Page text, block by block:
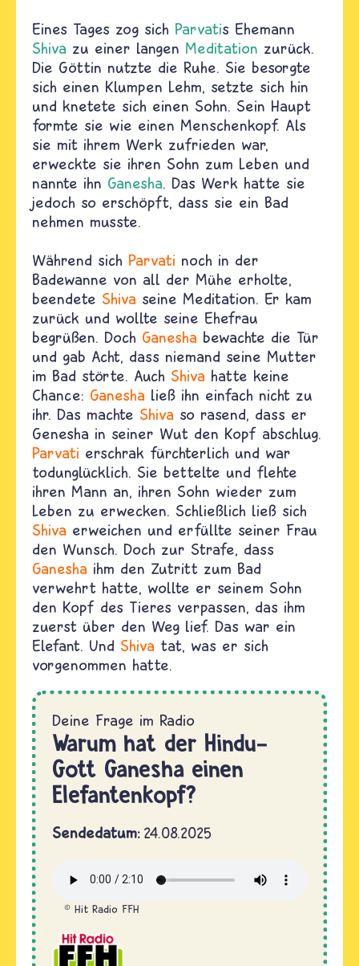
Eines Tages zog sich Parvatis Ehemann
Shiva zu einer langen Meditation zurück.
Die Göttin nutzte die Ruhe. Sie besorgte
sich einen Klumpen Lehm, setzte sich hin
und knetete sich einen Sohn. Sein Haupt
formte sie wie einen Menschenkopf. Als
sie mit ihrem Werk zufrieden war,
erweckte sie ihren Sohn zum Leben und
nannte ihn Ganesha. Das Werk hatte sie
jedoch so erschöpft, dass sie ein Bad
nehmen musste.
Während sich Parvati noch in der
Badewanne von all der Mühe erholte,
beendete Shiva seine Meditation. Er kam
zurück und wollte seine Ehefrau
begrüßen. Doch Ganesha bewachte die Tür
und gab Acht, dass niemand seine Mutter
im Bad störte. Auch Shiva hatte keine
Chance: Ganesha ließ ihn einfach nicht zu
ihr. Das machte Shiva so rasend, dass er
Genesha in seiner Wut den Kopf abschlug.
Parvati erschrak fürchterlich und war
todunglücklich. Sie bettelte und flehte
ihren Mann an, ihren Sohn wieder zum
Leben zu erwecken. Schließlich ließ sich
Shiva erweichen und erfüllte seiner Frau
den Wunsch. Doch zur Strafe, dass
Ganesha ihm den Zutritt zum Bad
verwehrt hatte, wollte er seinem Sohn
den Kopf des Tieres verpassen, das ihm
zuerst über den Weg lief. Das war ein
Elefant. Und Shiva tat, was er sich
vorgenommen hatte.
Warum hat der Hindu-
Gott Ganesha einen
Elefantenkopf?
Sendedatum 24.08.2025
Hit Radio FFH